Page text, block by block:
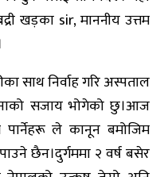
खड़का sir, माननीय उत्तम
साथ निर्वाह गरि अस्पताल
सजाय भोगेको छु।आज
पार्नेहरू ले कानून बमोजिम
छैन।दुर्गममा २ वर्ष बसेर